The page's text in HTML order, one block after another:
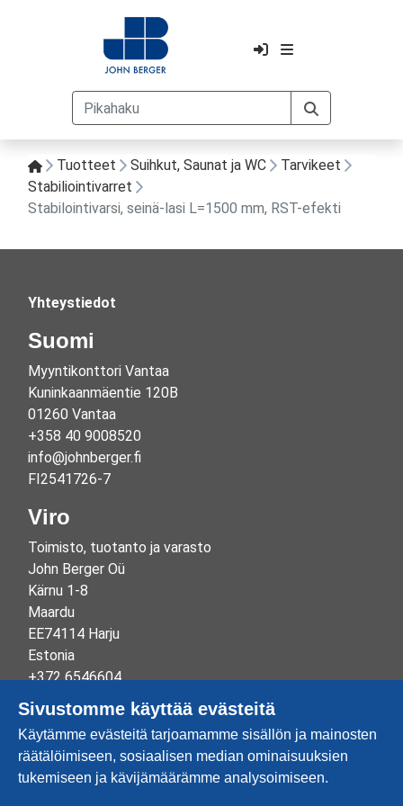
Tuotteet Suihkut, Saunat ja WC
Tarvikeet
Stabiliointivarret
Stabilointivarsi, seinä-lasi L=1500 mm, RST-efekti
Yhteystiedot
Suomi
Myyntikonttori Vantaa
Kuninkaanmäentie 120B
01260 Vantaa
+358 40 9008520
info@johnberger.fi
FI2541726-7
Viro
Toimisto, tuotanto ja varasto
John Berger Oü
Kärnu 1-8
Maardu
EE74114 Harju
Estonia
+372 6546604
info@johnberger.ee
Reg.nr 10265834
EE100332513
Sivustomme käyttää evästeitä
Käytämme evästeitä tarjoamamme sisällön ja mainosten
räätälöimiseen, sosiaalisen median ominaisuuksien
tukemiseen ja kävijämäärämme analysoimiseen.